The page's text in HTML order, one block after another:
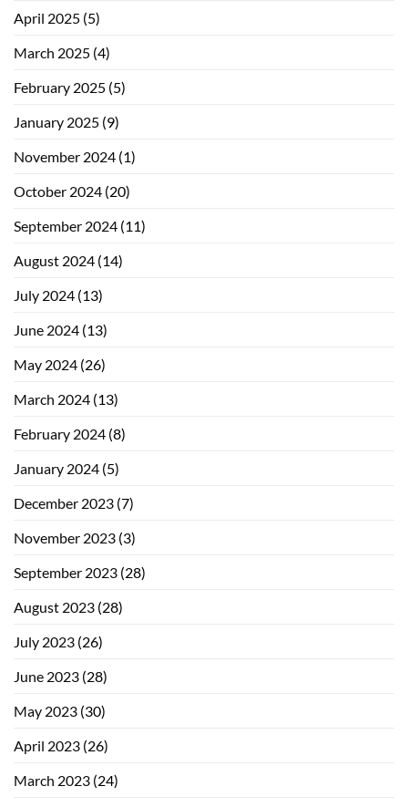
April 2025 (5)
March 2025 (4)
February 2025 (5)
January 2025 (9)
November 2024 (1)
October 2024 (20)
September 2024 (11)
August 2024 (14)
July 2024 (13)
June 2024 (13)
May 2024 (26)
March 2024 (13)
February 2024 (8)
January 2024 (5)
December 2023 (7)
November 2023 (3)
September 2023 (28)
August 2023 (28)
July 2023 (26)
June 2023 (28)
May 2023 (30)
April 2023 (26)
March 2023 (24)